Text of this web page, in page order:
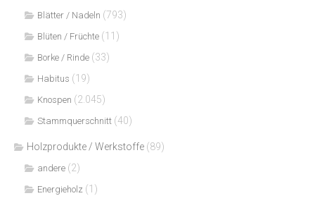
Blätter / Nadeln (793)
Blüten / Früchte (11)
Borke / Rinde (33)
Habitus (19)
Knospen (2.045)
Stammquerschnitt (40)
Holzprodukte / Werkstoffe (89)
andere (2)
Energieholz (1)